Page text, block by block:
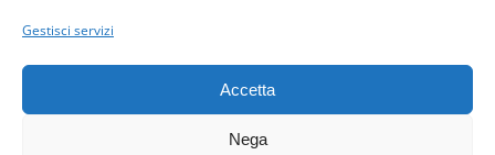
Gestisci servizi
Accetta
Nega